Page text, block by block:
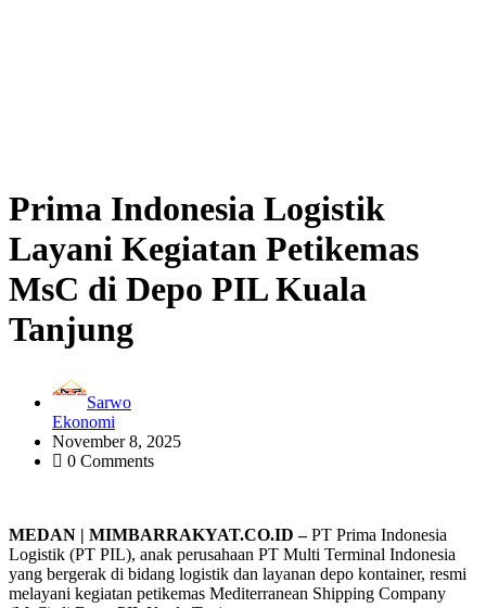
Prima Indonesia Logistik
Layani Kegiatan Petikemas
MsC di Depo PIL Kuala
Tanjung
Sarwo
Ekonomi
November 8, 2025
0 Comments
MEDAN | MIMBARRAKYAT.CO.ID –PT Prima Indonesia
Logistik (PT PIL), anak perusahaan PT Multi Terminal Indonesia
yang bergerak di bidang logistik dan layanan depo kontainer, resmi
melayani kegiatan petikemas Mediterranean Shipping Company